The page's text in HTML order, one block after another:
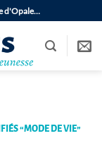
d'Opale…
“MODE DE VIE”